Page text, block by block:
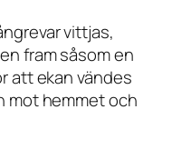
vittjas,
fram såsom en
att ekan vändes
mot hemmet och